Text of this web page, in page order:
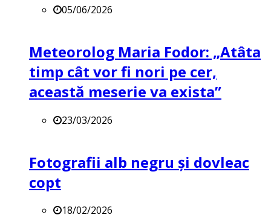
05/06/2026
Meteorolog Maria Fodor: „Atâta
timp cât vor fi nori pe cer,
această meserie va exista”
23/03/2026
Fotografii alb negru și dovleac
copt
18/02/2026